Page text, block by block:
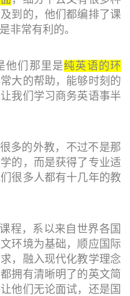
到的，他们都编排了课
非常有利的。
他们那里是纯英语的环
大的帮助，能够时刻的
我们学习商务英语事半
多的外教，不过不是那
的，而是获得了专业适
很多人都有十几年的教
，系以来自世界各国
环境为基础，顺应国际
，融入现代化教学理念
拥有清晰明了的英文简
他们无论面试，还是国